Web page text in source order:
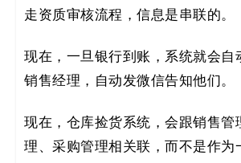
走资质审核流程，信息是串联的。
现在，一旦银行到账，系统就会自
销售经理，自动发微信告知他们。
现在，仓库捡货系统，会跟销售管
理、采购管理相关联，而不是作为